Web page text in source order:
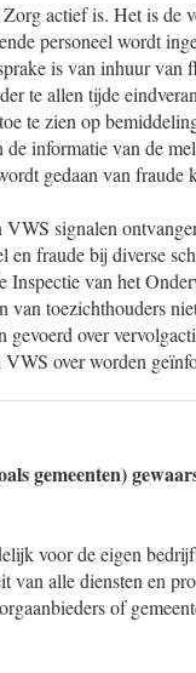
actief is. Het is de
personeel wordt
is van inhuur van
te allen tijde
te zien op
informatie van de
gedaan van fraude
signalen
en fraude bij diverse
van het
van toezichthouders
over
over worden
gemeenten)
voor de eigen
alle diensten en
of